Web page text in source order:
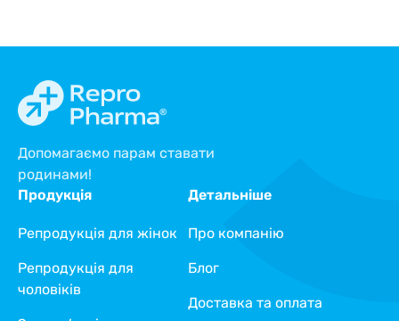
Допомагаємо парам ставати
родинами!
Детальніше
Про компанію
Блог
Доставка та оплата
Продукція
Репродукція для жінок
Репродукція для
чоловіків